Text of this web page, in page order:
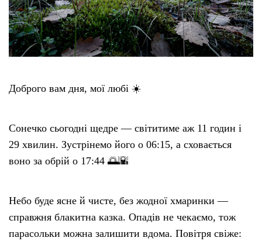
Доброго вам дня, мої любі ☀️
Сонечко сьогодні щедре — світитиме аж 11 годин і
29 хвилин. Зустрінемо його о 06:15, а сховається
воно за обрій о 17:44 🌅🌇
Небо буде ясне й чисте, без жодної хмаринки —
справжня блакитна казка. Опадів не чекаємо, тож
парасольки можна залишити вдома. Повітря свіже: